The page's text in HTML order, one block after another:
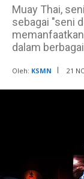
Muay Thai,
sebagai "seni
dalam
Oleh: KSMN 21